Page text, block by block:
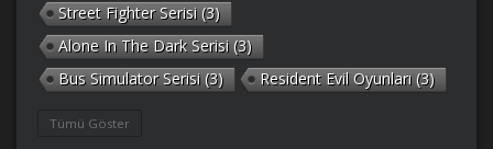
Street Fighter Serisi (3)
Alone In The Dark Serisi (3)
Bus Simulator Serisi (3) Resident Evil Oyunları (3)
Tümü Göster